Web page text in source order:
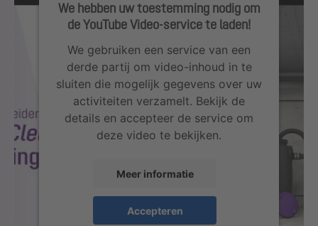
We hebben uw toestemming nodig om
de YouTube Video-service te laden!
We gebruiken een service van een
derde partij om video-inhoud in te
sluiten die mogelijk gegevens over uw
activiteiten verzamelt. Bekijk de
details en accepteer de service om
deze video te bekijken.
Meer informatie
Accepteren